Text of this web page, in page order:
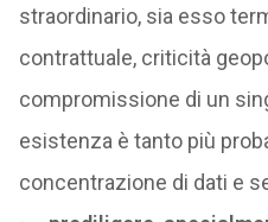
straordinario, sia esso
contrattuale, criticità
compromissione di un
esistenza è tanto più
concentrazione di dati e